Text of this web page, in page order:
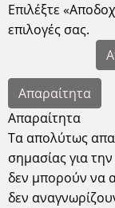
Η
Επιλέξτε
επιλογές σας.
Απαραίτητα
Απαραίτητα
Τα απολύτως
σημασίας για
δεν μπορούν να
δεν